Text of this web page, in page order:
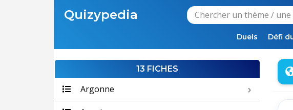
Quizypedia
Duels Défi
13 FICHES
Argonne